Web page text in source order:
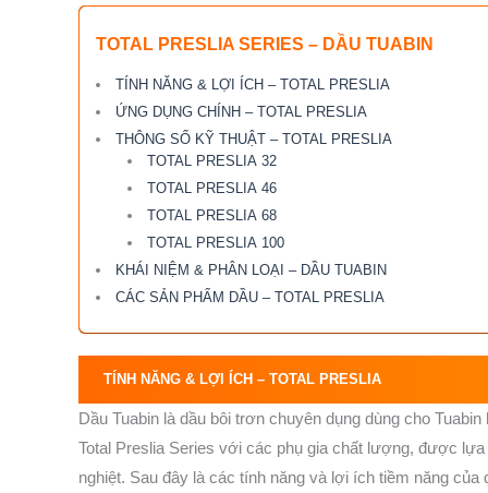
TOTAL PRESLIA SERIES – DẦU TUABIN
TÍNH NĂNG & LỢI ÍCH – TOTAL PRESLIA
ỨNG DỤNG CHÍNH – TOTAL PRESLIA
THÔNG SỐ KỸ THUẬT – TOTAL PRESLIA
TOTAL PRESLIA 32
TOTAL PRESLIA 46
TOTAL PRESLIA 68
TOTAL PRESLIA 100
KHÁI NIỆM & PHÂN LOẠI – DẦU TUABIN
CÁC SẢN PHẨM DẦU – TOTAL PRESLIA
TÍNH NĂNG & LỢI ÍCH – TOTAL PRESLIA
Dầu Tuabin là dầu bôi trơn chuyên dụng dùng cho
Total Preslia Series với các phụ gia chất lượng, được
nghiệt. Sau đây là các tính năng và lợi ích tiềm năng của